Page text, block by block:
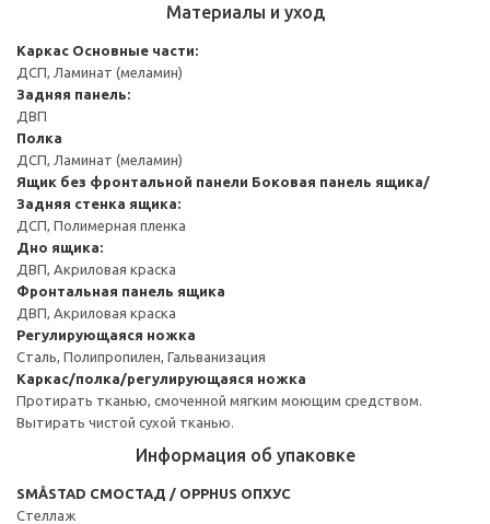
Материалы и уход
Каркас Основные части:
ДСП, Ламинат (меламин)
Задняя панель:
ДВП
Полка
ДСП, Ламинат (меламин)
Ящик без фронтальной панели Боковая панель ящика/
Задняя стенка ящика:
ДСП, Полимерная пленка
Дно ящика:
ДВП, Акриловая краска
Фронтальная панель ящика
ДВП, Акриловая краска
Регулирующаяся ножка
Сталь, Полипропилен, Гальванизация
Каркас/полка/регулирующаяся ножка
Протирать тканью, смоченной мягким моющим средством.
Вытирать чистой сухой тканью.
Информация об упаковке
SMÅSTAD СМОСТАД / OPPHUS ОПХУС
Стеллаж